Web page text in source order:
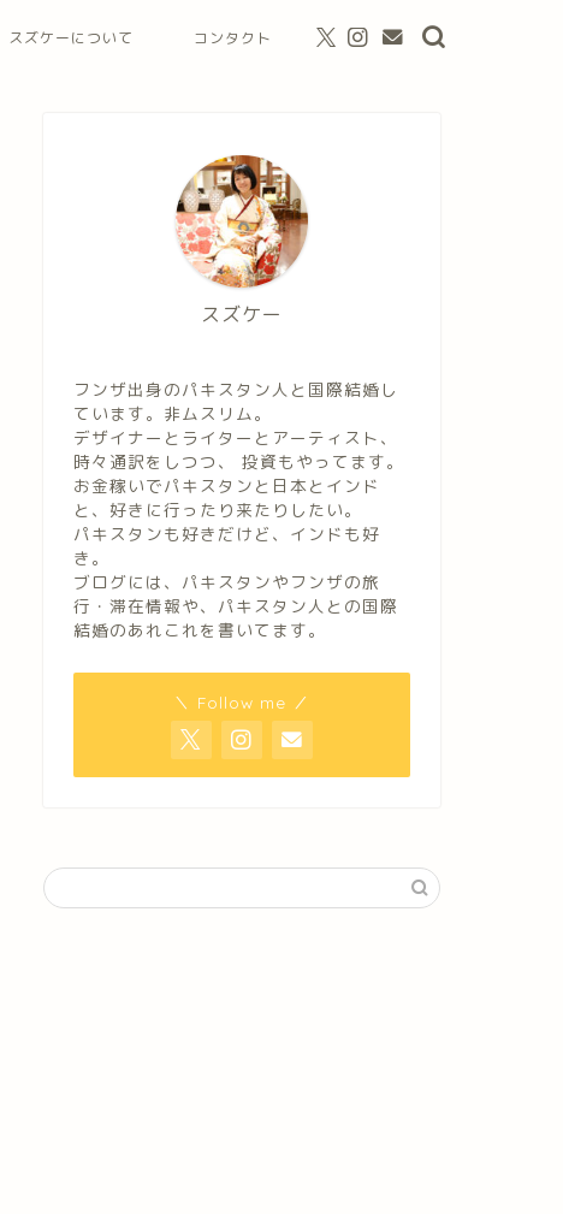
スズケーについて コンタクト
スズケー
フンザ出身のパキスタン人と国際結婚し
ています。非ムスリム。
デザイナーとライターとアーティスト、
時々通訳をしつつ、 投資もやってます。
お金稼いでパキスタンと日本とインド
と、好きに行ったり来たりしたい。
パキスタンも好きだけど、インドも好
き。
ブログには、パキスタンやフンザの旅
行・滞在情報や、パキスタン人との国際
結婚のあれこれを書いてます。
＼ Follow me ／